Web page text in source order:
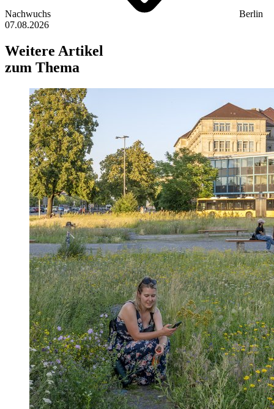
Nachwuchs
Berlin
07.08.2026
Weitere Artikel
zum Thema